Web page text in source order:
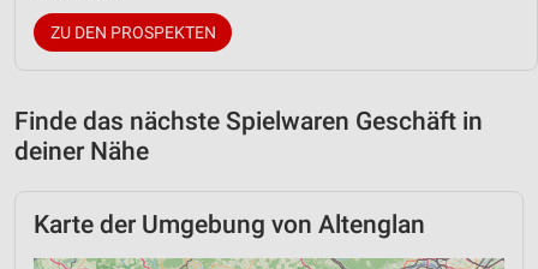
ZU DEN PROSPEKTEN
Finde das nächste Spielwaren Geschäft in
deiner Nähe
Karte der Umgebung von Altenglan